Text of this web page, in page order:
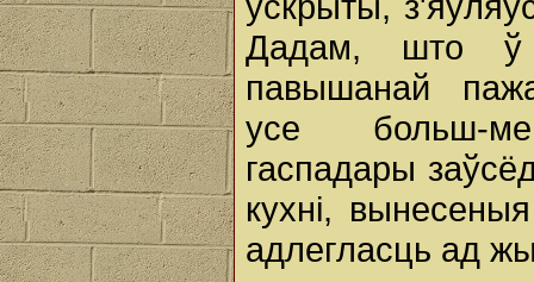
Дадам, што
павышанай
усе больш-
гаспадары
кухні,
адлегласць ад